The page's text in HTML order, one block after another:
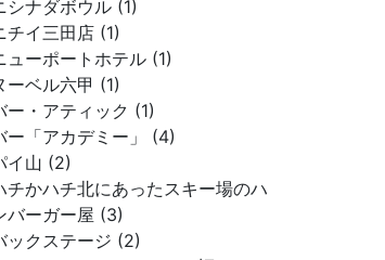
シナダボウル (1)
チイ三田店 (1)
ューポートホテル (1)
ーベル六甲 (1)
ー・アティック (1)
ー「アカデミー」 (4)
イ山 (2)
チかハチ北にあったスキー場のハ
バーガー屋 (3)
ックステージ (2)